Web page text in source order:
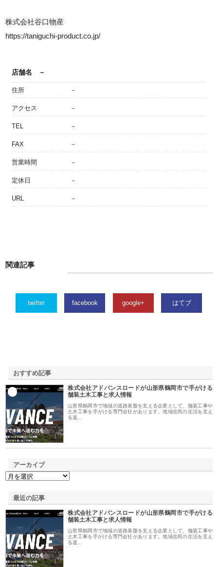
株式会社谷口物産
https://taniguchi-product.co.jp/
店舗名 －
住所 －
アクセス －
TEL －
FAX －
営業時間 －
定休日 －
URL －
関連記事
twitter facebook google+ はてブ
おすすめ記事
株式会社アドバンスロードが山形県鶴岡市で手がける
舗装土木工事と求人情報
山形県鶴岡市で地域の道路基盤を支える企業として、舗装工事や
土木工事を手がける専門会社があります。地域住民の生活を支え
る道…
アーカイブ
最近の記事
株式会社アドバンスロードが山形県鶴岡市で手がける
舗装土木工事と求人情報
山形県鶴岡市で地域の道路基盤を支える企業として、舗装工事や
土木工事を手がける専門会社があります。地域住民の生活を支え
る道…